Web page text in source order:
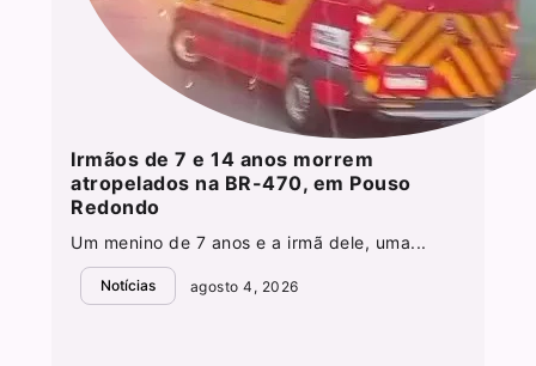
Irmãos de 7 e 14 anos morrem
atropelados na BR-470, em Pouso
Redondo
Um menino de 7 anos e a irmã dele, uma...
Notícias agosto 4, 2026